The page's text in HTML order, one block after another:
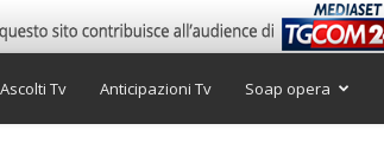
Ascolti Tv Anticipazioni Tv Soap opera